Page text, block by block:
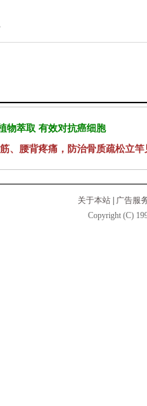
物萃取 有效对抗癌细胞
、腰背疼痛，防治骨质疏松立竿
关于本站
广告服
Copyright (C)